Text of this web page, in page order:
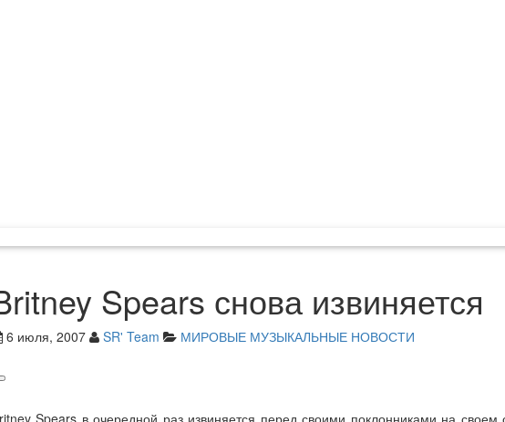
Spears снова извиняется
6 июля, 2007 SR' Team МИРОВЫЕ МУЗЫКАЛЬНЫЕ НОВОСТИ
Spears в очередной раз извиняется перед своими поклонниками на